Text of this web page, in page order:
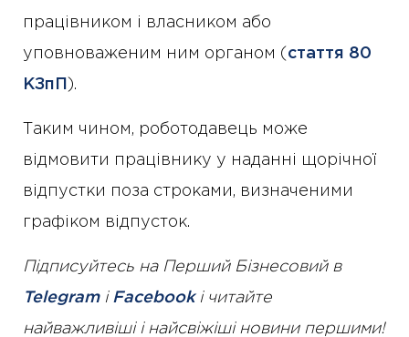
працівником і власником або
уповноваженим ним органом ( стаття 80
КЗпП ).
Таким чином, роботодавець може
відмовити працівнику у наданні щорічної
відпустки поза строками, визначеними
графіком відпусток.
Підписуйтесь на Перший Бізнесовий в
Telegramі Facebookі читайте
найважливіші і найсвіжіші новини першими!